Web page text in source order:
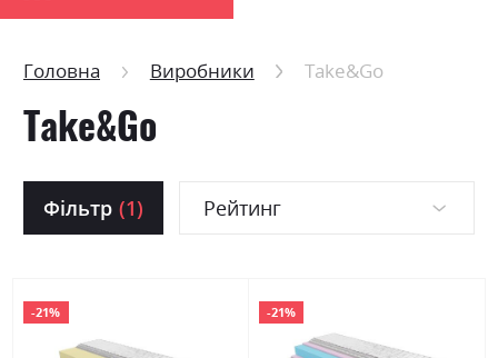
Головна Виробники Take&Go
Take&Go
Фільтр (1) Рейтинг
-21% -21%